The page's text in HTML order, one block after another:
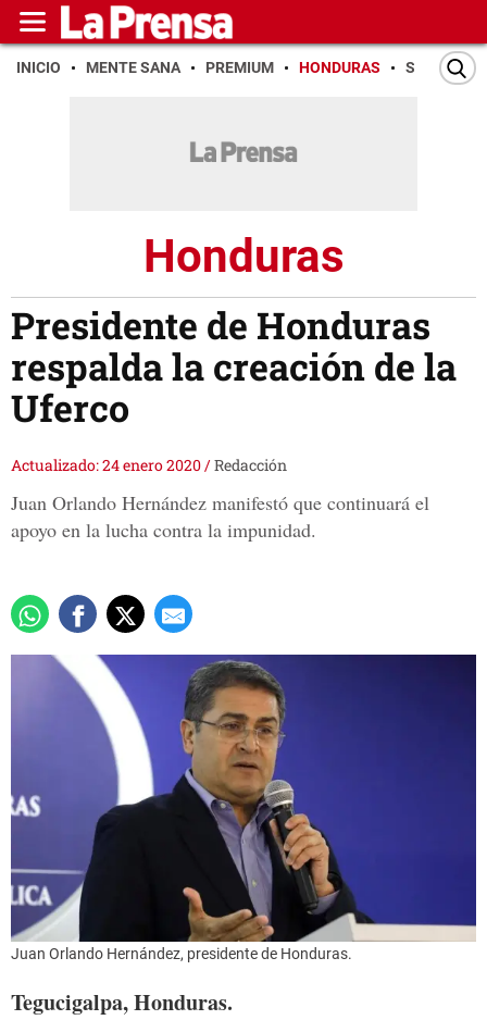
INICIO MENTE SANA PREMIUM HONDURAS SAN PEDRO
Honduras
Presidente de Honduras
respalda la creación de la
Uferco
Actualizado: 24 enero 2020/Redacción
Juan Orlando Hernández manifestó que continuará el
apoyo en la lucha contra la impunidad.
Juan Orlando Hernández, presidente de Honduras.
Tegucigalpa, Honduras.